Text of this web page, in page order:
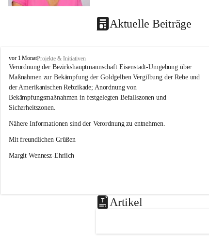
Aktuelle Beiträge
O
s
l
i
p
vor 1 MonatProjekte & Initiativen
Verordnung der Bezirkshauptmannschaft Eisenstadt-Umgebung über
Maßnahmen zur Bekämpfung der Goldgelben Vergilbung der Rebe und
der Amerikanischen Rebzikade; Anordnung von
Bekämpfungsmaßnahmen in festgelegten Befallszonen und
Sicherheitszonen.
Nähere Informationen sind der Verordnung zu entnehmen.
Mit freundlichen Grüßen
Margit Wennesz-Ehrlich
Artikel